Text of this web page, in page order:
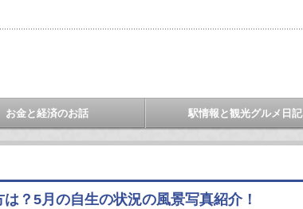
お金と経済のお話 駅情報と観光グルメ日記
？5月の自生の状況の風景写真紹介！